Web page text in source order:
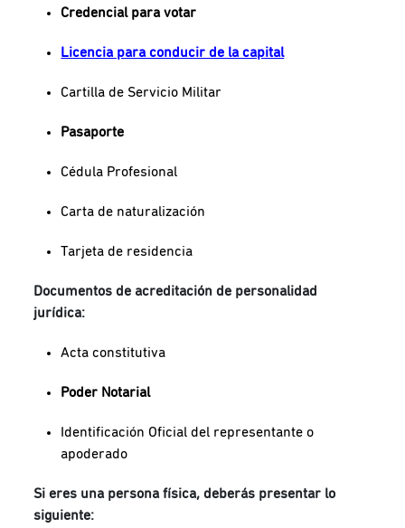
Credencial para votar
Licencia para conducir de la capital
Cartilla de Servicio Militar
Pasaporte
Cédula Profesional
Carta de naturalización
Tarjeta de residencia
Documentos de acreditación de personalidad
jurídica:
Acta constitutiva
Poder Notarial
Identificación Oficial del representante o
apoderado
Si eres una persona física, deberás presentar lo
siguiente: